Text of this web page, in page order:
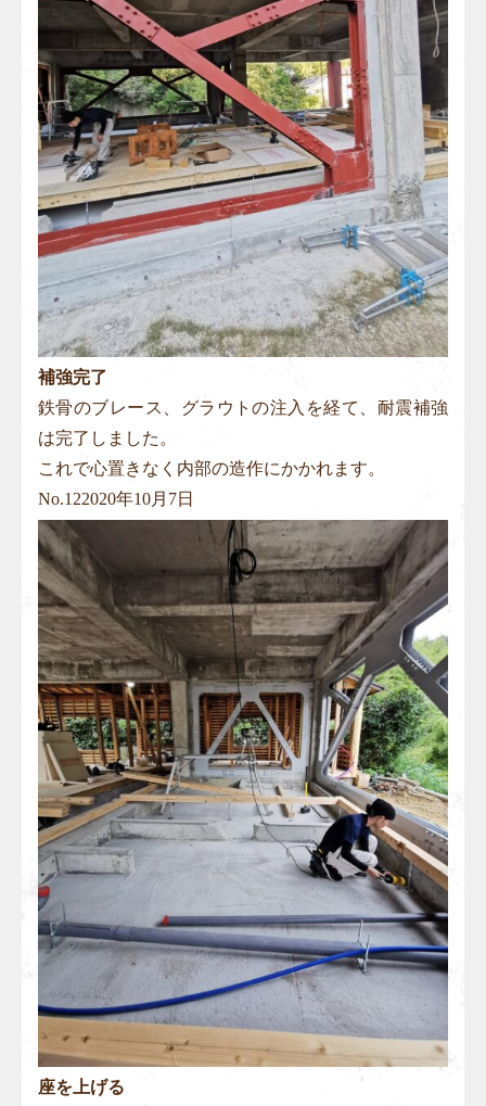
補強完了
鉄骨のブレース、グラウトの注入を経て、耐震補強
は完了しました。
これで心置きなく内部の造作にかかれます。
No.122020年10月7日
座を上げる